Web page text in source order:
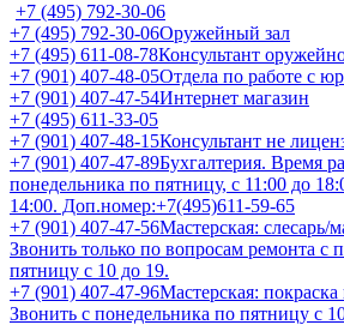
+7 (495) 792-30-06
+7 (495) 792-30-06Оружейный зал
+7 (495) 611-08-78Консультант
+7 (901) 407-48-05Отдела по работе с
+7 (901) 407-47-54Интернет магазин
+7 (495) 611-33-05
+7 (901) 407-48-15Консультант не
+7 (901) 407-47-89Бухгалтерия. Время
понедельника по пятницу, с 11:00 до
14:00. Доп.номер:+7(495)611-59-65
+7 (901) 407-47-56Мастерская: слесарь/
Звонить только по вопросам ремонта с
пятницу с 10 до 19.
+7 (901) 407-47-96Мастерская: покраска
Звонить с понедельника по пятницу с